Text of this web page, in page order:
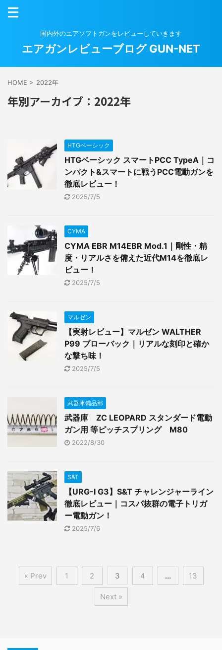
国内外のエアソフトガンをレビューしていきます
エアガンレビューブログ GUN-NET
HOME > 2022年
年別アーカイブ：2022年
HTGベーシック
HTGベーシック スマートPCC TypeA｜コ
ンパクト&スマートに戦うPCC電動ガンを
徹底レビュー！
2025/7/5
CYMA
CYMA EBR M14EBR Mod.1｜剛性・精
度・リアルさを備えた近代M14を徹底レ
ビュー！
2025/7/5
マルゼン
【実射レビュー】マルゼン WALTHER
P99 ブローバック｜リアルな刻印と確か
な撃ち味！
2025/7/5
武器庫備品部
武器庫 ZC LEOPARD スタンダード電動
ガン用 等ピッチスプリング M80
2022/8/30
S&T
【URG-I G3】S&T チャレンジャーライン
徹底レビュー｜コスパ抜群の電子トリガ
ー電動ガン！
2025/7/6
« Prev 1 2 3 4 … 13
Next »